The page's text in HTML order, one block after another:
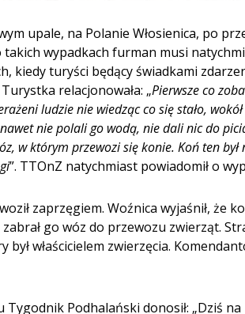
upale, na Polanie Włosienica, po
wypadkach furman musi
kiedy turyści będący świadkami
relacjonowała: „Pierwsze co
ludzie nie wiedząc co się stało,
nie polali go wodą, nie dali nic do
w którym przewozi się konie. Koń ten
”. TTOnZ natychmiast powiadomił o
zaprzęgiem. Woźnica wyjaśnił, że
go wóz do przewozu zwierząt.
był właścicielem zwierzęcia.
Tygodnik Podhalański donosił: „Dziś